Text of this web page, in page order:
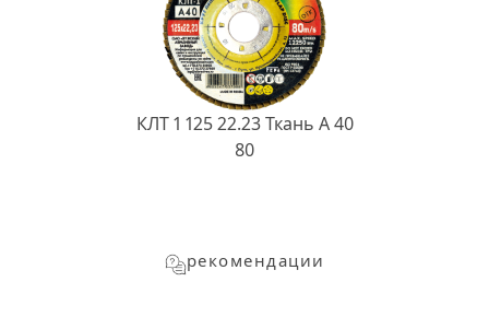
КЛТ 1 125 22.23 Ткань A 40
80
рекомендации